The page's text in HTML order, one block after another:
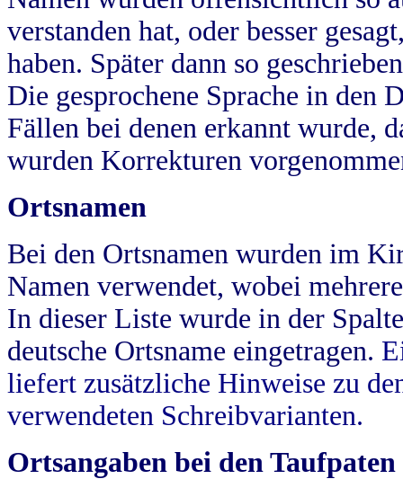
verstanden hat, oder besser
haben. Später dann so
Die gesprochene Sprache in
Fällen bei denen erkannt wurde,
wurden Korrekturen
Ortsnamen
Bei den Ortsnamen wurden im
Namen verwendet, wobei
In dieser Liste wurde in der
deutsche Ortsname eingetragen.
liefert zusätzliche Hinweise zu
verwendeten Schreibvarianten.
Ortsangaben bei den Taufpaten